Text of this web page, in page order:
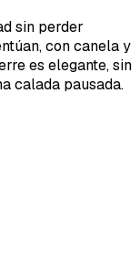
sin perder
con canela y
es elegante, sin
calada pausada.